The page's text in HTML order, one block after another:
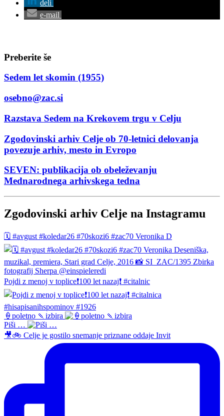
deli
e-mail
Preberite še
Sedem let skomin (1955)
osebno@zac.si
Razstava Sedem na Krekovem trgu v Celju
Zgodovinski arhiv Celje ob 70-letnici delovanja
povezuje arhiv, mesto in Evropo
SEVEN: publikacija ob obeleževanju
Mednarodnega arhivskega tedna
Zgodovinski arhiv Celje na Instagramu
🗓️ #avgust #koledar26 #70skozi6 #zac70 Veronika D
Pojdi z menoj v toplice❗️100 let nazaj❗️ #citalnic
🍦poletno 🍡izbira
Piši …
🎥🚲 Celje je gostilo snemanje priznane oddaje Invit